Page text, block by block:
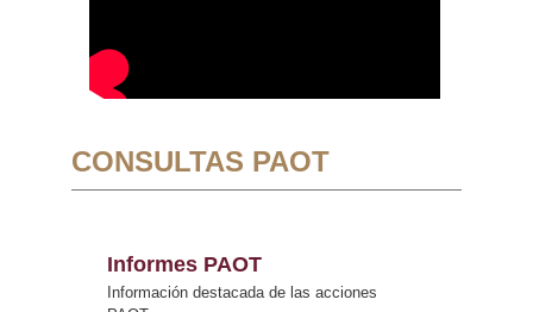
CONSULTAS PAOT
Informes PAOT
Información destacada de las acciones